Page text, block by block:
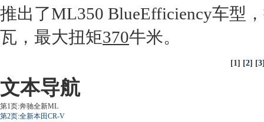
推出了ML350 BlueEfficiency车型
瓦，最大扭矩370牛米。
[1] [2] [3
文本导航
第1页:奔驰全新ML
第2页:全新本田CR-V